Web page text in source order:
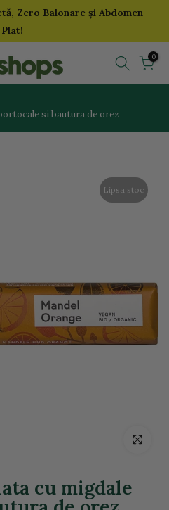
Zero Balonare și Abdomen
Plat!
0
si bautura de orez
Lipsa stoc
Click
cu migdale